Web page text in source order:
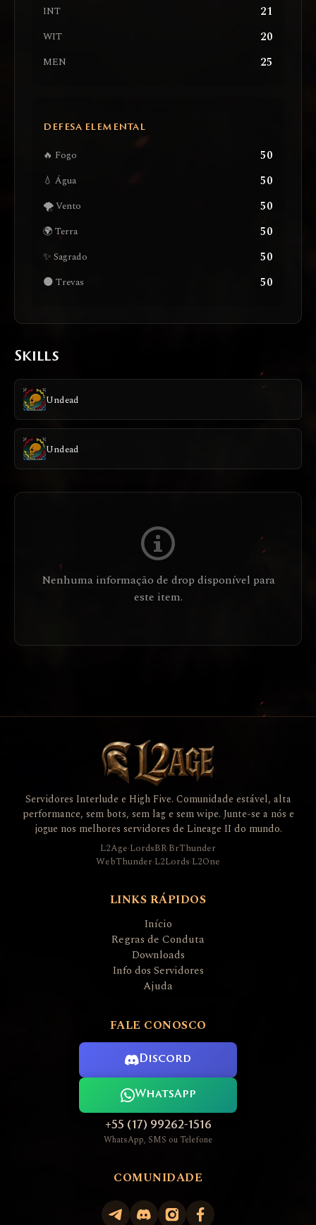
INT 21
WIT 20
MEN 25
DEFESA ELEMENTAL
🔥 Fogo 50
💧 Água 50
🌪️ Vento 50
🌍 Terra 50
✨ Sagrado 50
🌑 Trevas 50
Skills
Undead
Undead
Nenhuma informação de drop disponível para
este item.
Servidores Interlude e High Five. Comunidade estável, alta
performance, sem bots, sem lag e sem wipe. Junte-se a nós e
jogue nos melhores servidores de Lineage II do mundo.
L2Age·LordsBR·BrThunder
WebThunder·L2Lords·L2One
LINKS RÁPIDOS
Início
Regras de Conduta
Downloads
Info dos Servidores
Ajuda
FALE CONOSCO
Discord
WhatsApp
+55 (17) 99262-1516
WhatsApp, SMS ou Telefone
COMUNIDADE